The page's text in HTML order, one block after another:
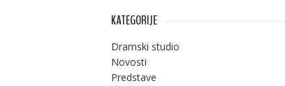
KATEGORIJE
Dramski studio
Novosti
Predstave